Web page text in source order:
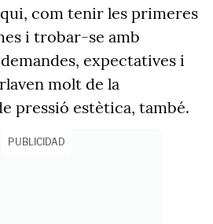
com tenir les primeres
i trobar-se amb
expectatives i
molt de la
pressió estètica, també.
PUBLICIDAD